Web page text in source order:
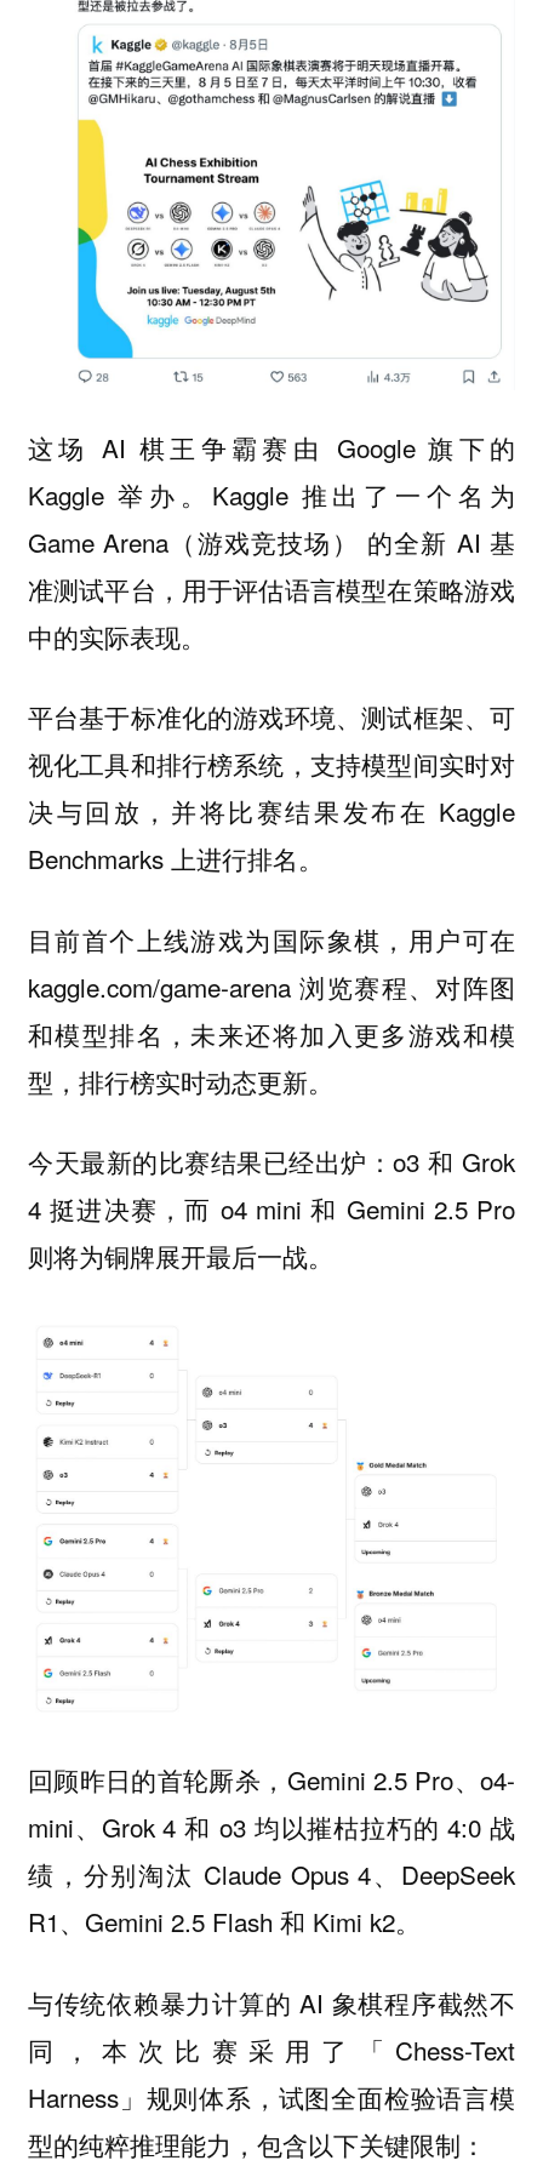
这场 AI 棋王争霸赛由 Google 旗下的
Kaggle 举办。Kaggle 推出了一个名为
Game Arena（游戏竞技场） 的全新 AI 基
准测试平台，用于评估语言模型在策略游戏
中的实际表现。
平台基于标准化的游戏环境、测试框架、可
视化工具和排行榜系统，支持模型间实时对
决与回放，并将比赛结果发布在 Kaggle
Benchmarks 上进行排名。
目前首个上线游戏为国际象棋，用户可在
kaggle.com/game-arena 浏览赛程、对阵图
和模型排名， 未来还将加入更多游戏和模
型，排行榜实时动态更新。
今天最新的比赛结果已经出炉：o3 和 Grok
4 挺进决赛，而 o4 mini 和 Gemini 2.5 Pro
则将为铜牌展开最后一战。
回顾昨日的首轮厮杀，Gemini 2.5 Pro、o4-
mini、Grok 4 和 o3 均以摧枯拉朽的 4:0 战
绩，分别淘汰 Claude Opus 4、DeepSeek
R1、Gemini 2.5 Flash 和 Kimi k2。
与传统依赖暴力计算的 AI 象棋程序截然不
同，本次比赛采用了「Chess-Text
Harness」规则体系，试图全面检验语言模
型的纯粹推理能力，包含以下关键限制：